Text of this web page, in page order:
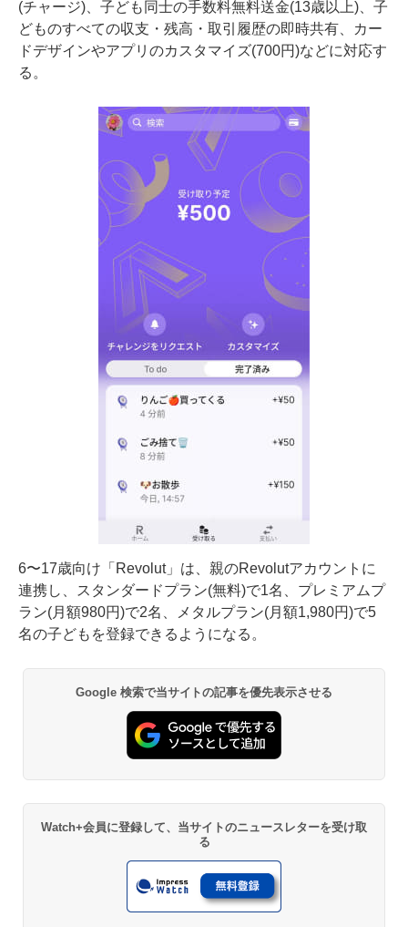
(チャージ)、子ども同士の手数料無料送金(13歳以上)、子
どものすべての収支・残高・取引履歴の即時共有、カー
ドデザインやアプリのカスタマイズ(700円)などに対応す
る。
6〜17歳向け「Revolut」は、親のRevolutアカウントに
連携し、スタンダードプラン(無料)で1名、プレミアムプ
ラン(月額980円)で2名、メタルプラン(月額1,980円)で5
名の子どもを登録できるようになる。
Google 検索で当サイトの記事を優先表示させる
Watch+会員に登録して、当サイトのニュースレターを受け取
る